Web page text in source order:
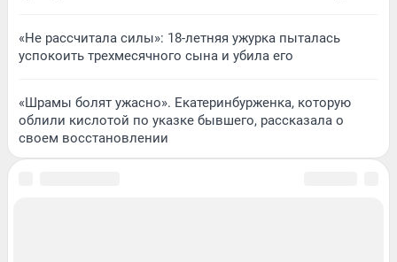
«Не рассчитала силы»: 18-летняя ужурка пыталась
успокоить трехмесячного сына и убила его
«Шрамы болят ужасно». Екатеринбурженка, которую
облили кислотой по указке бывшего, рассказала о
своем восстановлении